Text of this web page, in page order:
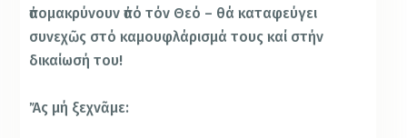
ἀπομακρύνουν ἀπό τόν Θεό – θά καταφεύγει
συνεχῶς στό καμουφλάρισμά τους καί στήν
δικαίωσή του!
Ἄς μή ξεχνᾶμε: